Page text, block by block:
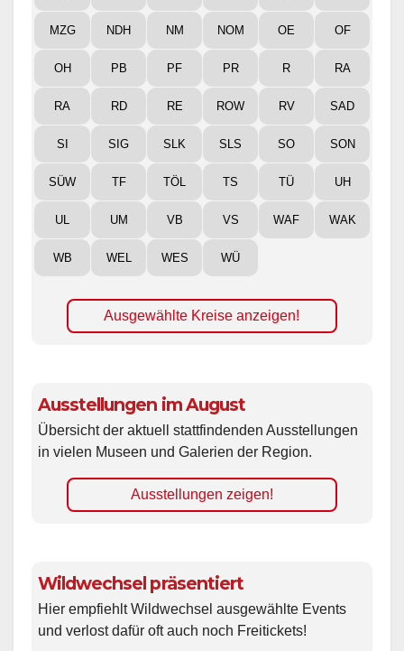
MZG NDH NM NOM OE OF
OH PB PF PR R RA
RA RD RE ROW RV SAD
SI SIG SLK SLS SO SON
SÜW TF TÖL TS TÜ UH
UL UM VB VS WAF WAK
WB WEL WES WÜ
Ausgewählte Kreise anzeigen!
Ausstellungen im August
Übersicht der aktuell stattfindenden Ausstellungen
in vielen Museen und Galerien der Region.
Ausstellungen zeigen!
Wildwechsel präsentiert
Hier empfiehlt Wildwechsel ausgewählte Events
und verlost dafür oft auch noch Freitickets!